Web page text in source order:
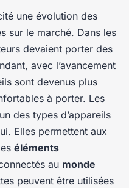
une évolution des
sur le marché. Dans les
devaient porter des
avec l’avancement
sont devenus plus
à porter. Les
des types d’appareils
Elles permettent aux
éléments
au monde
peuvent être utilisées